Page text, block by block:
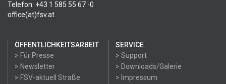
Telefon: +43 1 585 55 67 -0
office(at)fsv.at
ÖFFENTLICHKEITSARBEIT
> Für Presse
> Newsletter
> FSV-aktuell Straße
SERVICE
> Support
> Downloads/Galerie
> Impressum